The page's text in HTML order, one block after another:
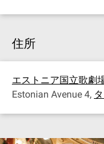
住所
エストニア国立歌劇
Estonian Avenue 4,